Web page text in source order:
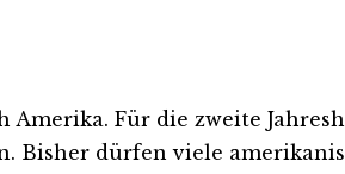
Für die zweite
dürfen viele